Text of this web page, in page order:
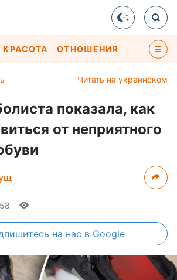
ОТНОШЕНИЯ
Читать на украинском
показала, как
от неприятного
на нас в Google